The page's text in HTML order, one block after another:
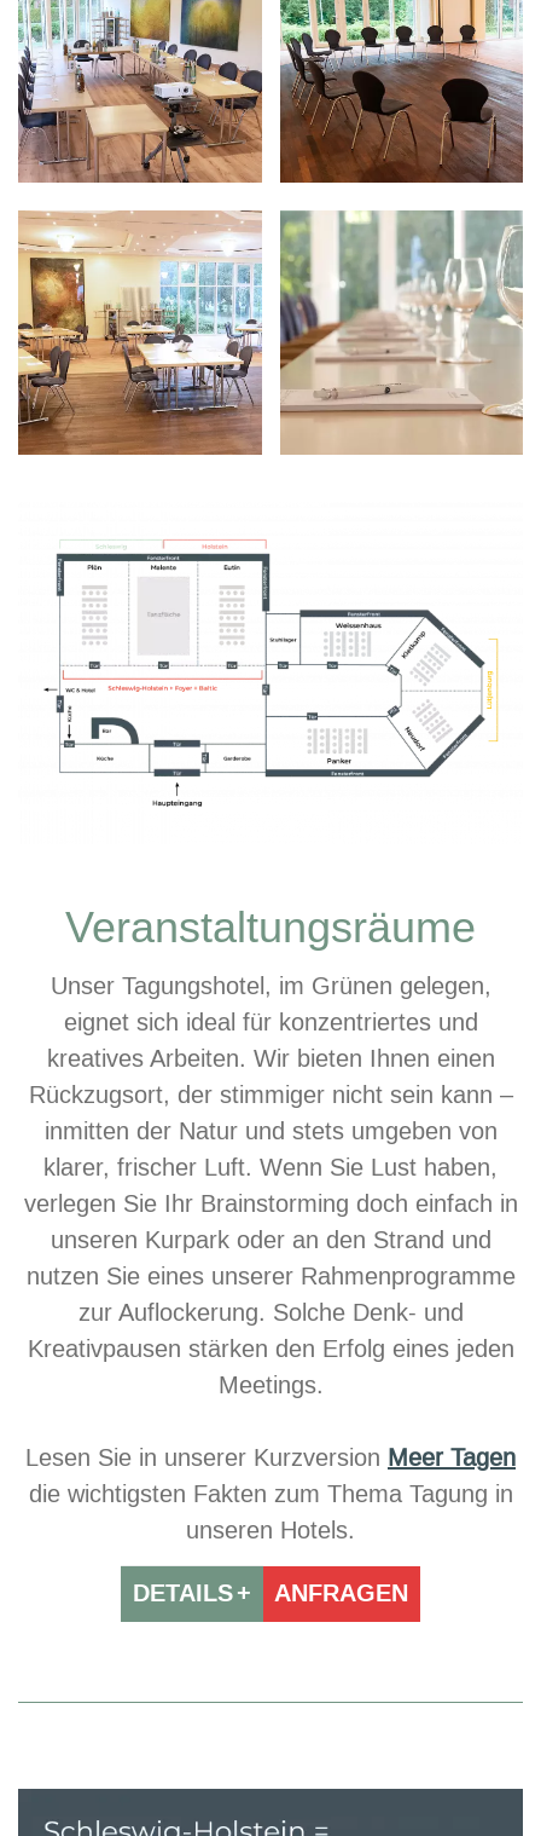
Veranstaltungsräume
Unser Tagungshotel, im Grünen gelegen,
eignet sich ideal für konzentriertes und
kreatives Arbeiten. Wir bieten Ihnen einen
Rückzugsort, der stimmiger nicht sein kann –
inmitten der Natur und stets umgeben von
klarer, frischer Luft. Wenn Sie Lust haben,
verlegen Sie Ihr Brainstorming doch einfach in
unseren Kurpark oder an den Strand und
nutzen Sie eines unserer Rahmenprogramme
zur Auflockerung. Solche Denk- und
Kreativpausen stärken den Erfolg eines jeden
Meetings.
Lesen Sie in unserer Kurzversion Meer Tagen
die wichtigsten Fakten zum Thema Tagung in
unseren Hotels.
ANFRAGEN
DETAILS